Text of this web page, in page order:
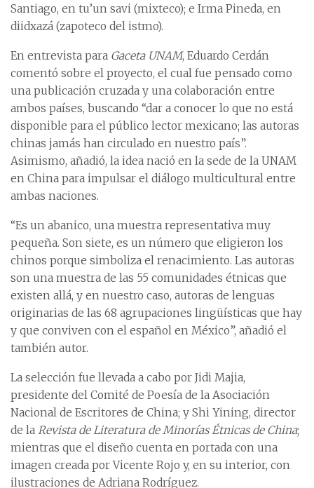
Santiago, en tu’un savi (mixteco); e Irma Pineda, en
diidxazá (zapoteco del istmo).
En entrevista para Gaceta UNAM, Eduardo Cerdán
comentó sobre el proyecto, el cual fue pensado como
una publicación cruzada y una colaboración entre
ambos países, buscando “dar a conocer lo que no está
disponible para el público lector mexicano; las autoras
chinas jamás han circulado en nuestro país”.
Asimismo, añadió, la idea nació en la sede de la UNAM
en China para impulsar el diálogo multicultural entre
ambas naciones.
“Es un abanico, una muestra representativa muy
pequeña. Son siete, es un número que eligieron los
chinos porque simboliza el renacimiento. Las autoras
son una muestra de las 55 comunidades étnicas que
existen allá, y en nuestro caso, autoras de lenguas
originarias de las 68 agrupaciones lingüísticas que hay
y que conviven con el español en México”, añadió el
también autor.
La selección fue llevada a cabo por Jidi Majia,
presidente del Comité de Poesía de la Asociación
Nacional de Escritores de China; y Shi Yining, director
de la Revista de Literatura de Minorías Étnicas de China;
mientras que el diseño cuenta en portada con una
imagen creada por Vicente Rojo y, en su interior, con
ilustraciones de Adriana Rodríguez.